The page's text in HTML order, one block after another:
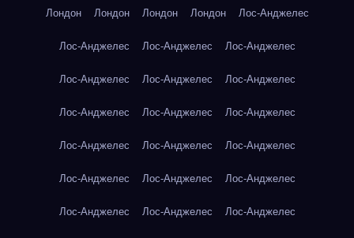
Лондон Лондон Лондон Лондон Лос-Анджелес
Лос-Анджелес Лос-Анджелес Лос-Анджелес
Лос-Анджелес Лос-Анджелес Лос-Анджелес
Лос-Анджелес Лос-Анджелес Лос-Анджелес
Лос-Анджелес Лос-Анджелес Лос-Анджелес
Лос-Анджелес Лос-Анджелес Лос-Анджелес
Лос-Анджелес Лос-Анджелес Лос-Анджелес